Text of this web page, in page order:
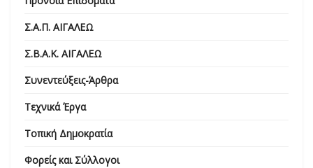
Σ.Α.Π. ΑΙΓΑΛΕΩ
Σ.Β.Α.Κ. ΑΙΓΑΛΕΩ
Συνεντεύξεις-Άρθρα
Τεχνικά Έργα
Τοπική Δημοκρατία
Φορείς και Σύλλογοι